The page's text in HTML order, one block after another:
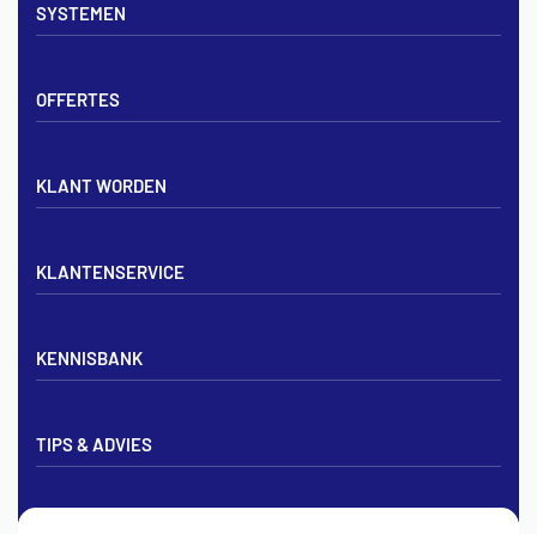
Verdelers
Noppenplaten
Draadmatten
SYSTEMEN
Noppenplaat systeem
OFFERTES
Offerte voor vloerverwarming
Vloerverwarming Tilburg
KLANT WORDEN
Aanmelden zakelijk
KLANTENSERVICE
Zakelijk aanmelden
Bezorgen & afhalen
Privacybeleid
KENNISBANK
Vloerverwarming en radiatoren
TIPS & ADVIES
Vloerverwarming zelf leggen